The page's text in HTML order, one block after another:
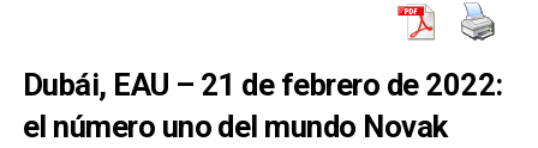
Dubái, EAU – 21 de febrero de 2022:
el número uno del mundo Novak